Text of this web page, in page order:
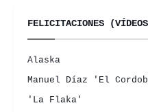
FELICITACIONES
Alaska
Manuel Díaz 'El
'La Flaka'